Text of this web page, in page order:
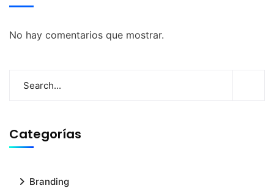
No hay comentarios que mostrar.
Categorías
Branding